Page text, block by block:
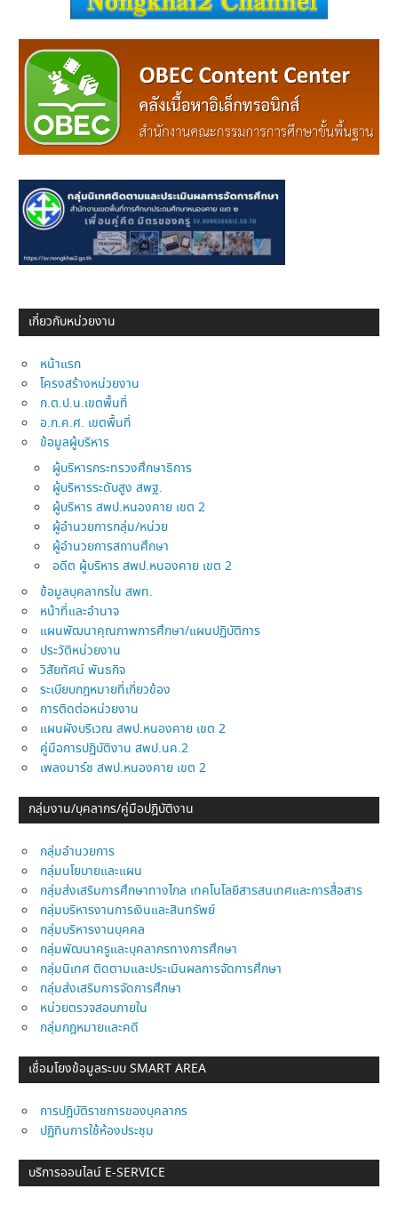
เกี่ยวกับหน่วยงาน
หน้าแรก
โครงสร้างหน่วยงาน
ก.ต.ป.น.เขตพื้นที่
อ.ก.ค.ศ. เขตพื้นที่
ข้อมูลผู้บริหาร
ผู้บริหารกระทรวงศึกษาธิการ
ผู้บริหารระดับสูง สพฐ.
ผู้บริหาร สพป.หนองคาย เขต 2
ผู้อำนวยการกลุ่ม/หน่วย
ผู้อำนวยการสถานศึกษา
อดีต ผู้บริหาร สพป.หนองคาย เขต 2
ข้อมูลบุคลากรใน สพท.
หน้าที่และอำนาจ
แผนพัฒนาคุณภาพการศึกษา/แผนปฏิบัติการ
ประวัติหน่วยงาน
วิสัยทัศน์ พันธกิจ
ระเบียบกฎหมายที่เกี่ยวข้อง
การติดต่อหน่วยงาน
แผนผังบริเวณ สพป.หนองคาย เขต 2
คู่มือการปฏิบัติงาน สพป.นค.2
เพลงมาร์ช สพป.หนองคาย เขต 2
กลุ่มงาน/บุคลากร/คู่มือปฎิบัติงาน
กลุ่มอำนวยการ
กลุ่มนโยบายและแผน
กลุ่มส่งเสริมการศึกษาทางไกล เทคโนโลยีสารสนเทศและการสื่อสาร
กลุ่มบริหารงานการเงินและสินทรัพย์
กลุ่มบริหารงานบุคคล
กลุ่มพัฒนาครูและบุคลากรทางการศึกษา
กลุ่มนิเทศ ติดตามและประเมินผลการจัดการศึกษา
กลุ่มส่งเสริมการจัดการศึกษา
หน่วยตรวจสอบภายใน
กลุ่มกฎหมายและคดี
เชื่อมโยงข้อมูลระบบ SMART AREA
การปฎิบัติราชการของบุคลากร
ปฏิทินการใช้ห้องประชุม
บริการออนไลน์ E-SERVICE